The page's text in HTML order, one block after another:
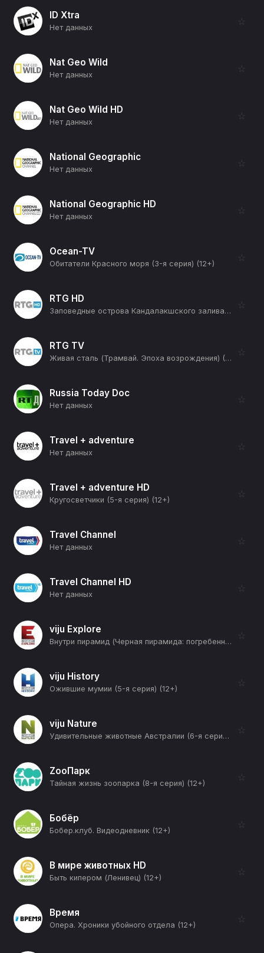
ID Xtra
Нет данных
☆
Nat Geo Wild
Нет данных
☆
Nat Geo Wild HD
Нет данных
☆
National Geographic
Нет данных
☆
National Geographic HD
Нет данных
☆
Ocean-TV
Обитатели Красного моря (3-я серия) (12+)
☆
RTG HD
Заповедные острова Кандалакшского залива (12+)
☆
RTG TV
Живая сталь (Трамвай. Эпоха возрождения) (12+)
☆
Russia Today Doc
Нет данных
☆
Travel + adventure
Нет данных
☆
Travel + adventure HD
Кругосветчики (5-я серия) (12+)
☆
Travel Channel
Нет данных
☆
Travel Channel HD
Нет данных
☆
viju Explore
Внутри пирамид (Черная пирамида: погребенное мегасооружение) (12+)
☆
viju History
Ожившие мумии (5-я серия) (12+)
☆
viju Nature
Удивительные животные Австралии (6-я серия) (12+)
☆
ZooПарк
Тайная жизнь зоопарка (8-я серия) (12+)
☆
Бобёр
Бобер.клуб. Видеодневник (12+)
☆
В мире животных HD
Быть кипером (Ленивец) (12+)
☆
Время
Опера. Хроники убойного отдела (12+)
☆